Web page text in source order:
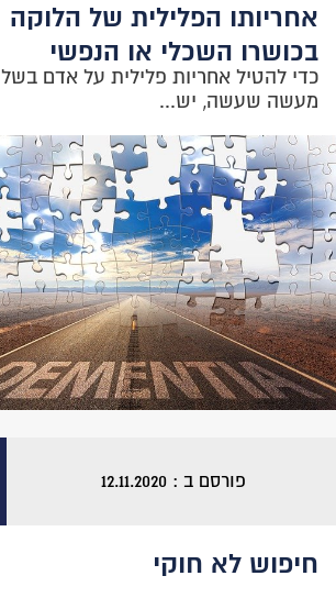
אחריותו הפלילית של הלוקה
בכושרו השכלי או הנפשי
כדי להטיל אחריות פלילית על אדם בשל
מעשה שעשה, יש...
פורסם ב : 12.11.2020
חיפוש לא חוקי